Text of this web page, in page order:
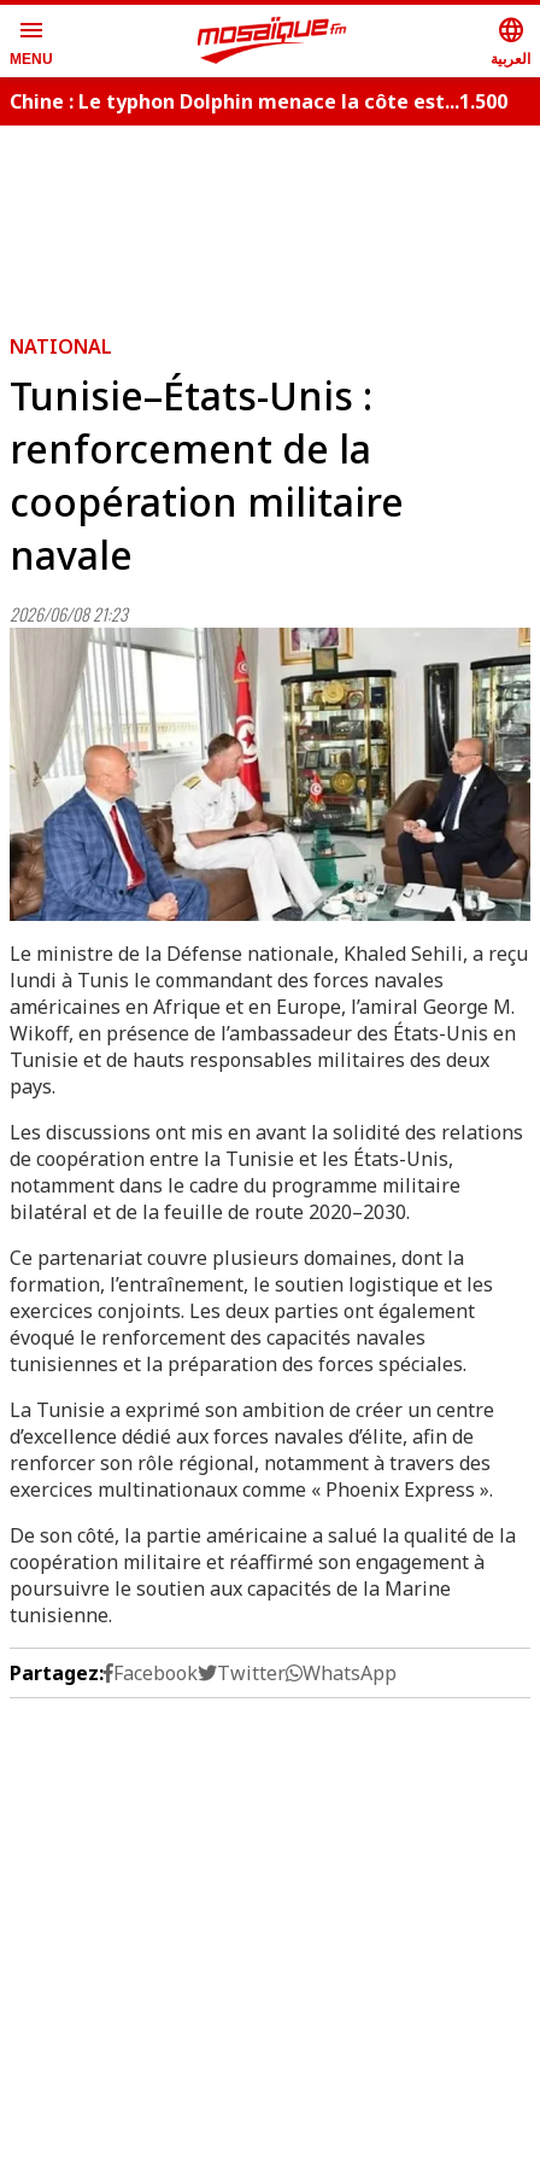
menu
MENU
language
العربية
Chine : Le typhon Dolphin menace la côte est...1.500
NATIONAL
Tunisie–États-Unis :
renforcement de la
coopération militaire
navale
2026/06/08 21:23
Le ministre de la Défense nationale, Khaled Sehili, a reçu
lundi à Tunis le commandant des forces navales
américaines en Afrique et en Europe, l’amiral George M.
Wikoff, en présence de l’ambassadeur des États-Unis en
Tunisie et de hauts responsables militaires des deux
pays.
Les discussions ont mis en avant la solidité des relations
de coopération entre la Tunisie et les États-Unis,
notamment dans le cadre du programme militaire
bilatéral et de la feuille de route 2020–2030.
Ce partenariat couvre plusieurs domaines, dont la
formation, l’entraînement, le soutien logistique et les
exercices conjoints. Les deux parties ont également
évoqué le renforcement des capacités navales
tunisiennes et la préparation des forces spéciales.
La Tunisie a exprimé son ambition de créer un centre
d’excellence dédié aux forces navales d’élite, afin de
renforcer son rôle régional, notamment à travers des
exercices multinationaux comme « Phoenix Express ».
De son côté, la partie américaine a salué la qualité de la
coopération militaire et réaffirmé son engagement à
poursuivre le soutien aux capacités de la Marine
tunisienne.
Partagez: Facebook Twitter WhatsApp